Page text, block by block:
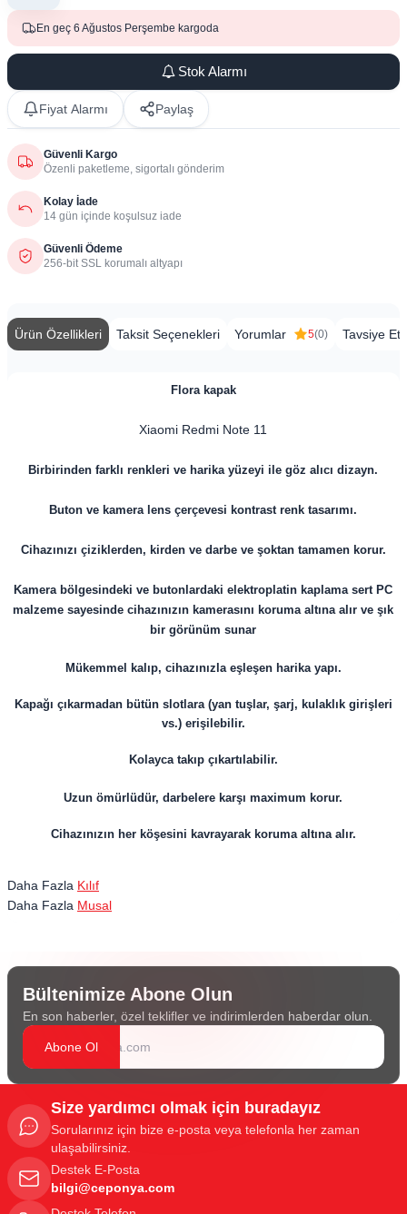
En geç 6 Ağustos Perşembe kargoda
Stok Alarmı
Fiyat Alarmı Paylaş
Güvenli Kargo
Özenli paketleme, sigortalı gönderim
Kolay İade
14 gün içinde koşulsuz iade
Güvenli Ödeme
256-bit SSL korumalı altyapı
Ürün Özellikleri Taksit Seçenekleri Yorumlar 5(0) Tavsiye Et
Flora kapak
Xiaomi Redmi Note 11
Birbirinden farklı renkleri ve harika yüzeyi ile göz alıcı dizayn.
Buton ve kamera lens çerçevesi kontrast renk tasarımı.
Cihazınızı çiziklerden, kirden ve darbe ve şoktan tamamen korur.
Kamera bölgesindeki ve butonlardaki elektroplatin kaplama sert PC
malzeme sayesinde cihazınızın kamerasını koruma altına alır ve şık
bir görünüm sunar
Mükemmel kalıp, cihazınızla eşleşen harika yapı.
Kapağı çıkarmadan bütün slotlara (yan tuşlar, şarj, kulaklık girişleri
vs.) erişilebilir.
Kolayca takıp çıkartılabilir.
Uzun ömürlüdür, darbelere karşı maximum korur.
​​​​​​​Cihazınızın her köşesini kavrayarak koruma altına alır.
Daha Fazla Kılıf
Daha Fazla Musal
Bültenimize Abone Olun
En son haberler, özel teklifler ve indirimlerden haberdar olun.
Abone Ol
Size yardımcı olmak için buradayız
Sorularınız için bize e-posta veya telefonla her zaman
ulaşabilirsiniz.
Destek E-Posta
bilgi@ceponya.com